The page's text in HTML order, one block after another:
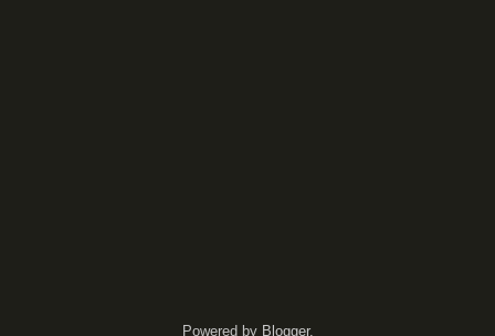
Powered by Blogger.